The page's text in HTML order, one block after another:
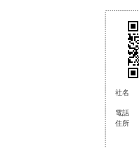
社名
電話
住所